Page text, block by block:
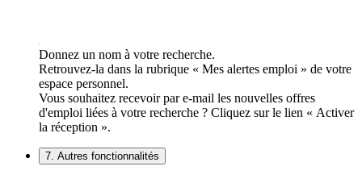
Donnez un nom à votre recherche.
Retrouvez-la dans la rubrique « Mes alertes emploi » de votre
espace personnel.
Vous souhaitez recevoir par e-mail les nouvelles offres
d'emploi liées à votre recherche ? Cliquez sur le lien « Activer
la réception ».
7. Autres fonctionnalités